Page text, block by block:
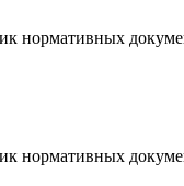
нормативных
нормативных